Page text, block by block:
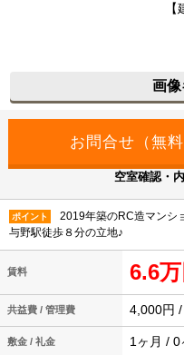
画
空室確認・
ポイント
2019年築のRC造マンシ
与野駅徒歩８分の立地♪
賃料 6.6万
共益費 / 管理費 4,000円 /
敷金 / 礼金 1ヶ月 / 0